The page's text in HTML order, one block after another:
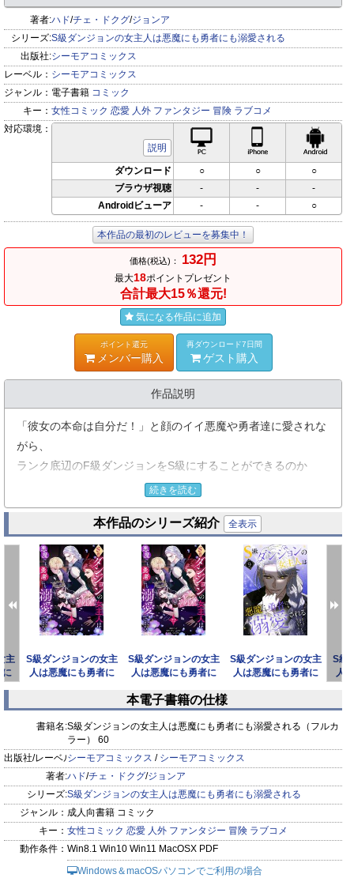
著者:ハド/チェ・ドクグ/ジョンア
シリーズ:S級ダンジョンの女主人は悪魔にも勇者にも溺愛される
出版社:シーモアコミックス
レーベル： シーモアコミックス
ジャンル： 電子書籍 コミック
キー： 女性コミック 恋愛 人外 ファンタジー 冒険 ラブコメ
対応環境：
説明
iPhone対応
ダウンロード ○ ○
○
ブラウザ視聴
- -
-
Androidビューア
- - ○
本作品の最初のレビューを募集中！
価格(税込)： 132円
最大18ポイントプレゼント
合計最大15％還元!
気になる作品に追加
ポイント還元
メンバー購入
再ダウンロード7日間
ゲスト購入
作品説明
「彼女の本命は自分だ！」と顔のイイ悪魔や勇者達に愛されな
がら、
ランク底辺のF級ダンジョンをS級にすることができるのか
働かず、ぐうたら過ごしていたサキュバス・アデライデ。
そのため所属していた連合から追放され、お金も住む場所もな
くなり、命の危機…！？だったが、幸運なことに祖父が遺して
くれたダンジョンを相続できることに！
ダンジョンマスターになれば、一生楽して暮らせると思いき
や、まさかの借金まみれの底辺ダンジョンだった…。
さらにサキュバスは生きていくために誰かの精気を“キス”して
俺様系悪魔、完璧な管理人、儚げな勇者…異種族とのラブスト
ーリー×ダンジョン再建、ここに開幕！
続きを読む
本作品のシリーズ紹介 全表示
主
に
S級ダンジョンの女主
人は悪魔にも勇者に
S級ダンジョンの女主
人は悪魔にも勇者に
カラ
S級ダンジョンの女主
人は悪魔にも勇者に
S級
人
prev next
本電子書籍の仕様
書籍名:S級ダンジョンの女主人は悪魔にも勇者にも溺愛される（フルカ
ラー） 60
出版社/レーベル:シーモアコミックス / シーモアコミックス
著者:ハド/チェ・ドクグ/ジョンア
シリーズ:S級ダンジョンの女主人は悪魔にも勇者にも溺愛される
ジャンル： 成人向書籍 コミック
キー： 女性コミック 恋愛 人外 ファンタジー 冒険 ラブコメ
動作条件： Win8.1 Win10 Win11 MacOSX PDF
Windows＆macOSパソコンでご利用の場合